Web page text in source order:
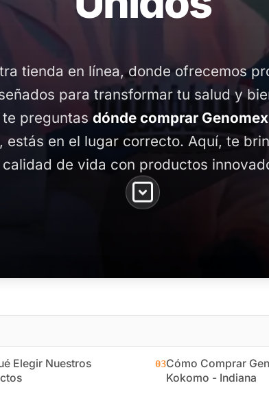
tienda en línea, donde ofrecemos
para transformar tu salud y
preguntas dónde comprar
, estás en el lugar correcto. Aquí, te
de vida con productos
Elegir Nuestros
03Cómo Comprar
Kokomo - Indiana